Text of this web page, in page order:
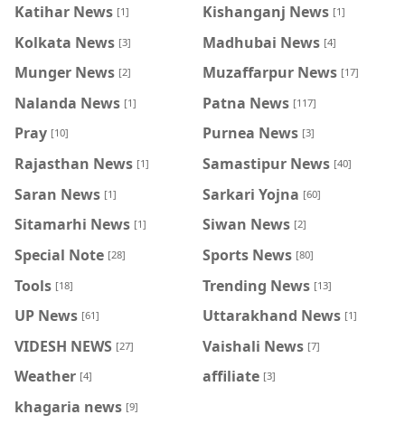
Katihar News [1] Kishanganj News [1]
Kolkata News [3] Madhubai News [4]
Munger News [2] Muzaffarpur News [17]
Nalanda News [1] Patna News [117]
Pray [10] Purnea News [3]
Rajasthan News [1] Samastipur News [40]
Saran News [1] Sarkari Yojna [60]
Sitamarhi News [1] Siwan News [2]
Special Note [28] Sports News [80]
Tools [18] Trending News [13]
UP News [61] Uttarakhand News [1]
VIDESH NEWS [27] Vaishali News [7]
Weather [4] affiliate [3]
khagaria news [9]